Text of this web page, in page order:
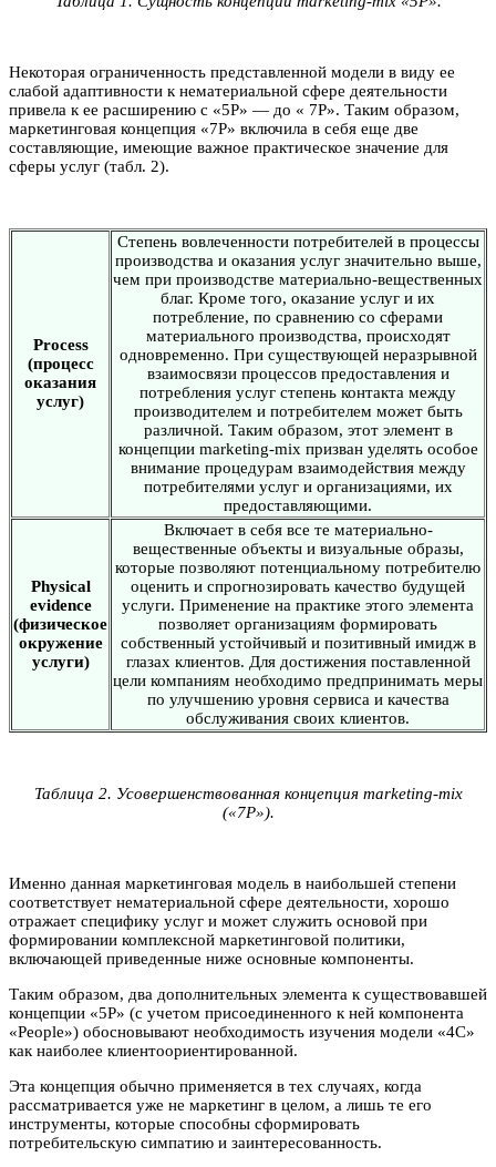
Некоторая ограниченность представленной модели в виду ее
слабой адаптивности к нематериальной сфере деятельности
привела к ее расширению с «5Р» — до « 7Р». Таким образом,
маркетинговая концепция «7Р» включила в себя еще две
составляющие, имеющие важное практическое значение для
сферы услуг (табл. 2).
Process
(процесс
оказания
услуг)
Степень вовлеченности потребителей в процессы
производства и оказания услуг значительно выше,
чем при производстве материально-вещественных
благ. Кроме того, оказание услуг и их
потребление, по сравнению со сферами
материального производства, происходят
одновременно. При существующей неразрывной
взаимосвязи процессов предоставления и
потребления услуг степень контакта между
производителем и потребителем может быть
различной. Таким образом, этот элемент в
концепции marketing-mix призван уделять особое
внимание процедурам взаимодействия между
потребителями услуг и организациями, их
предоставляющими.
Physical
evidence
(физическое
окружение
услуги)
Включает в себя все те материально-
вещественные объекты и визуальные образы,
которые позволяют потенциальному потребителю
оценить и спрогнозировать качество будущей
услуги. Применение на практике этого элемента
позволяет организациям формировать
собственный устойчивый и позитивный имидж в
глазах клиентов. Для достижения поставленной
цели компаниям необходимо предпринимать меры
по улучшению уровня сервиса и качества
обслуживания своих клиентов.
Таблица 2. Усовершенствованная концепция marketing-mix
(«7Р»).
Именно данная маркетинговая модель в наибольшей степени
соответствует нематериальной сфере деятельности, хорошо
отражает специфику услуг и может служить основой при
формировании комплексной маркетинговой политики,
включающей приведенные ниже основные компоненты.
Таким образом, два дополнительных элемента к существовавшей
концепции «5Р» (с учетом присоединенного к ней компонента
«People») обосновывают необходимость изучения модели «4С»
как наиболее клиентоориентированной.
Эта концепция обычно применяется в тех случаях, когда
рассматривается уже не маркетинг в целом, а лишь те его
инструменты, которые способны сформировать
потребительскую симпатию и заинтересованность.